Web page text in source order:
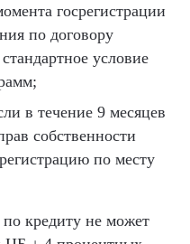
госрегистрации
по договору
условие
в течение 9 месяцев
собственности
по месту
по кредиту не может